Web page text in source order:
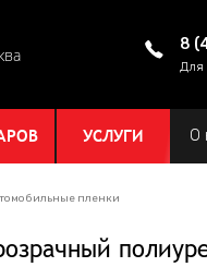
8
Для
УСЛУГИ О
пленки